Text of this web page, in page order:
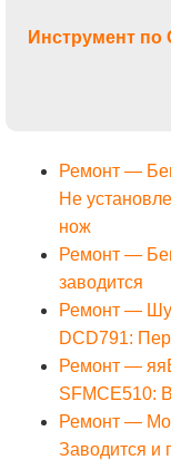
Инструмент
Ремонт —
Не
нож
Ремонт —
заводится
Ремонт —
DCD791:
Ремонт —
SFMCE510:
Ремонт —
Заводится и